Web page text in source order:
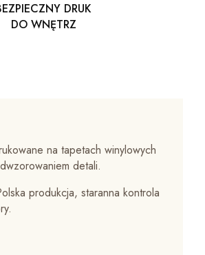
DRUK
DO WNĘTRZ
na tapetach winylowych
detali.
produkcja, staranna kontrola